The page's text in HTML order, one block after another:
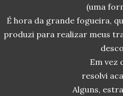
(uma
É hora da grande fogueira,
produzi para realizar meus
Em vez
resolvi
Alguns,